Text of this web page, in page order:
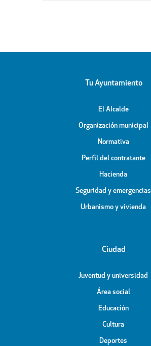
Tu Ayuntamiento
El Alcalde
Organización municipal
Normativa
Perfil del contratante
Hacienda
Seguridad y emergencias
Urbanismo y vivienda
Ciudad
Juventud y universidad
Área social
Educación
Cultura
Deportes